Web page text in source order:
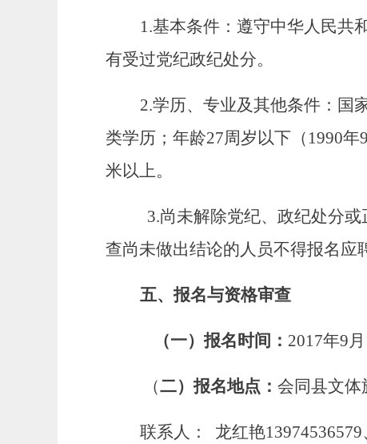
1.基本条件：遵守中华人民共
有受过党纪政纪处分。
2.学历、专业及其他条件：国
类学历；年龄27周岁以下（1990
米以上。
3.尚未解除党纪、政纪处分
查尚未做出结论的人员不得报名应
五、报名与资格审查
（一）报名时间： 2017年9月
（二）报名地点： 会同县文体
联系人： 龙红艳